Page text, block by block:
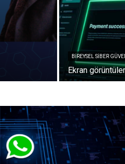
BIREYSEL SIBER
Ekran